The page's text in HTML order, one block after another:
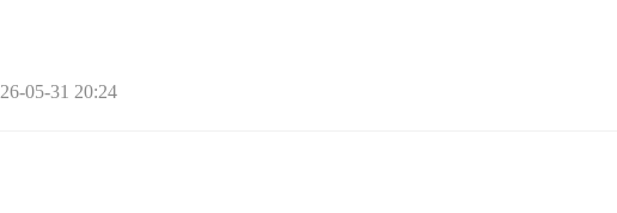
26-05-31 20:24